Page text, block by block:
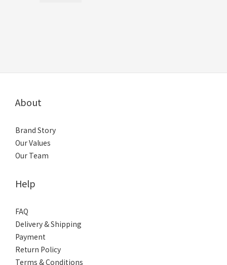
About
Brand Story
Our Values
Our Team
Help
FAQ
Delivery & Shipping
Payment
Return Policy
Terms & Conditions